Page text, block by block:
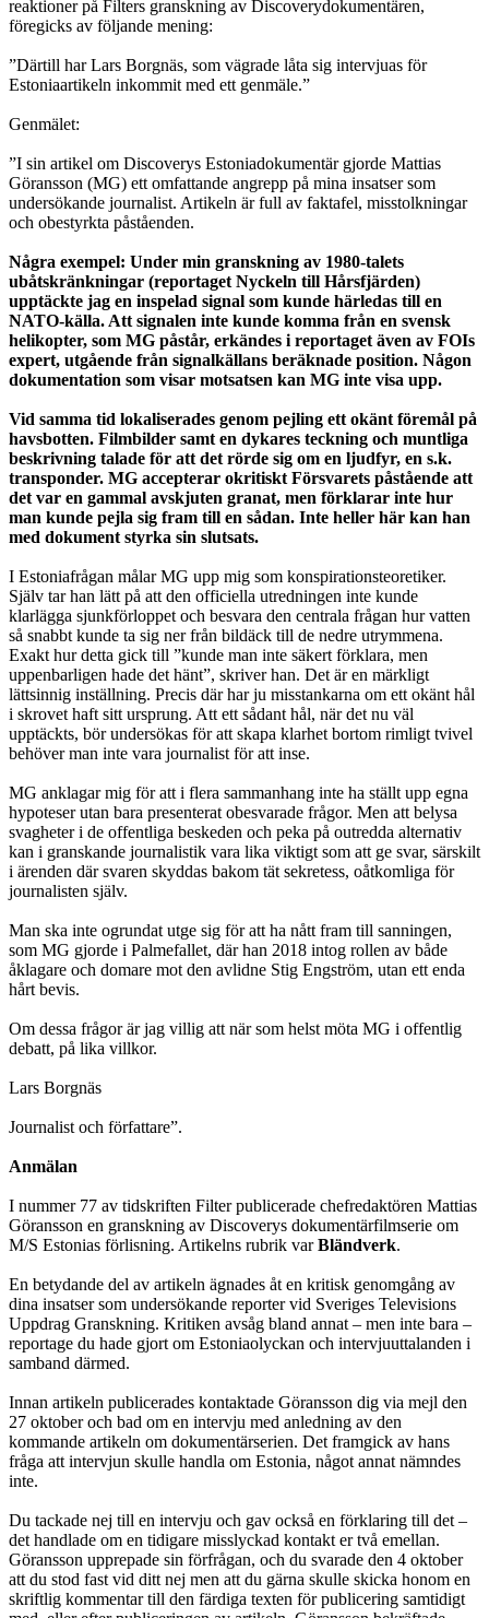
reaktioner på Filters granskning av Discoverydokumentären,
föregicks av följande mening:
”Därtill har Lars Borgnäs, som vägrade låta sig intervjuas för
Estoniaartikeln inkommit med ett genmäle.”
Genmälet:
”I sin artikel om Discoverys Estoniadokumentär gjorde Mattias
Göransson (MG) ett omfattande angrepp på mina insatser som
undersökande journalist. Artikeln är full av faktafel, misstolkningar
och obestyrkta påståenden.
Några exempel: Under min granskning av 1980-talets
ubåtskränkningar (reportaget Nyckeln till Hårsfjärden)
upptäckte jag en inspelad signal som kunde härledas till en
NATO-källa. Att signalen inte kunde komma från en svensk
helikopter, som MG påstår, erkändes i reportaget även av FOIs
expert, utgående från signalkällans beräknade position. Någon
dokumentation som visar motsatsen kan MG inte visa upp.
Vid samma tid lokaliserades genom pejling ett okänt föremål på
havsbotten. Filmbilder samt en dykares teckning och muntliga
beskrivning talade för att det rörde sig om en ljudfyr, en s.k.
transponder. MG accepterar okritiskt Försvarets påstående att
det var en gammal avskjuten granat, men förklarar inte hur
man kunde pejla sig fram till en sådan. Inte heller här kan han
med dokument styrka sin slutsats.
I Estoniafrågan målar MG upp mig som konspirationsteoretiker.
Själv tar han lätt på att den officiella utredningen inte kunde
klarlägga sjunkförloppet och besvara den centrala frågan hur vatten
så snabbt kunde ta sig ner från bildäck till de nedre utrymmena.
Exakt hur detta gick till ”kunde man inte säkert förklara, men
uppenbarligen hade det hänt”, skriver han. Det är en märkligt
lättsinnig inställning. Precis där har ju misstankarna om ett okänt hål
i skrovet haft sitt ursprung. Att ett sådant hål, när det nu väl
upptäckts, bör undersökas för att skapa klarhet bortom rimligt tvivel
behöver man inte vara journalist för att inse.
MG anklagar mig för att i flera sammanhang inte ha ställt upp egna
hypoteser utan bara presenterat obesvarade frågor. Men att belysa
svagheter i de offentliga beskeden och peka på outredda alternativ
kan i granskande journalistik vara lika viktigt som att ge svar, särskilt
i ärenden där svaren skyddas bakom tät sekretess, oåtkomliga för
journalisten själv.
Man ska inte ogrundat utge sig för att ha nått fram till sanningen,
som MG gjorde i Palmefallet, där han 2018 intog rollen av både
åklagare och domare mot den avlidne Stig Engström, utan ett enda
hårt bevis.
Om dessa frågor är jag villig att när som helst möta MG i offentlig
debatt, på lika villkor.
Lars Borgnäs
Journalist och författare”.
Anmälan
I nummer 77 av tidskriften Filter publicerade chefredaktören Mattias
Göransson en granskning av Discoverys dokumentärfilmserie om
M/S Estonias förlisning. Artikelns rubrik varBländverk.
En betydande del av artikeln ägnades åt en kritisk genomgång av
dina insatser som undersökande reporter vid Sveriges Televisions
Uppdrag Granskning. Kritiken avsåg bland annat – men inte bara –
reportage du hade gjort om Estoniaolyckan och intervjuuttalanden i
samband därmed.
Innan artikeln publicerades kontaktade Göransson dig via mejl den
27 oktober och bad om en intervju med anledning av den
kommande artikeln om dokumentärserien. Det framgick av hans
fråga att intervjun skulle handla om Estonia, något annat nämndes
inte.
Du tackade nej till en intervju och gav också en förklaring till det –
det handlade om en tidigare misslyckad kontakt er två emellan.
Göransson upprepade sin förfrågan, och du svarade den 4 oktober
att du stod fast vid ditt nej men att du gärna skulle skicka honom en
skriftlig kommentar till den färdiga texten för publicering samtidigt